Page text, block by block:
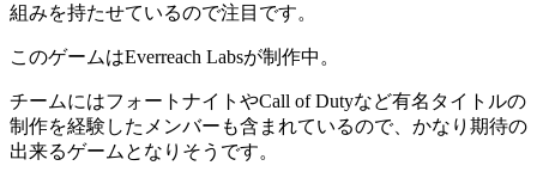
組みを持たせているので注目です。
このゲームはEverreach Labsが制作中。
チームにはフォートナイトやCall of Dutyなど有名タイトルの
制作を経験したメンバーも含まれているので、かなり期待の
出来るゲームとなりそうです。